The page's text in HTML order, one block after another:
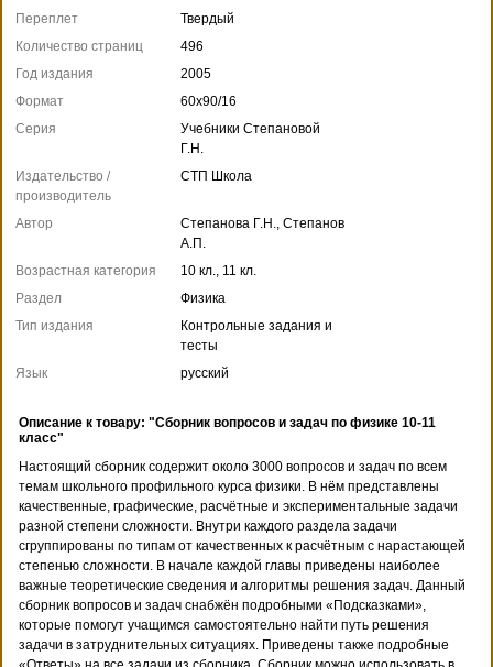
Переплет
Твердый
Количество страниц
496
Год издания
2005
Формат
60х90/16
Серия
Учебники Степановой
Г.Н.
Издательство /
производитель
СТП Школа
Автор
Степанова Г.Н., Степанов
А.П.
Возрастная категория
10 кл., 11 кл.
Раздел
Физика
Тип издания
Контрольные задания и
тесты
Язык
русский
Описание к товару: "Сборник вопросов и задач по физике 10-11
класс"
Настоящий сборник содержит около 3000 вопросов и задач по всем
темам школьного профильного курса физики. В нём представлены
качественные, графические, расчётные и экспериментальные задачи
разной степени сложности. Внутри каждого раздела задачи
сгруппированы по типам от качественных к расчётным с нарастающей
степенью сложности. В начале каждой главы приведены наиболее
важные теоретические сведения и алгоритмы решения задач. Данный
сборник вопросов и задач снабжён подробными «Подсказками»,
которые помогут учащимся самостоятельно найти путь решения
задачи в затруднительных ситуациях. Приведены также подробные